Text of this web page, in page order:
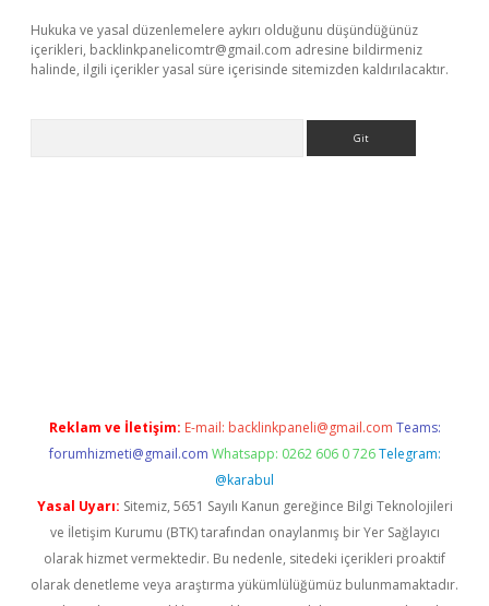
Hukuka ve yasal düzenlemelere aykırı olduğunu düşündüğünüz
içerikleri, backlinkpanelicomtr@gmail.com adresine bildirmeniz
halinde, ilgili içerikler yasal süre içerisinde sitemizden kaldırılacaktır.
Reklam ve İletişim: E-mail: backlinkpaneli@gmail.com Teams:
forumhizmeti@gmail.com Whatsapp: 0262 606 0 726 Telegram:
@karabul
Yasal Uyarı: Sitemiz, 5651 Sayılı Kanun gereğince Bilgi Teknolojileri
ve İletişim Kurumu (BTK) tarafından onaylanmış bir Yer Sağlayıcı
olarak hizmet vermektedir. Bu nedenle, sitedeki içerikleri proaktif
olarak denetleme veya araştırma yükümlülüğümüz bulunmamaktadır.